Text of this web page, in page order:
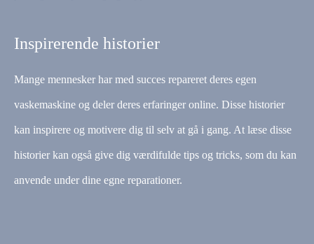
Inspirerende historier
Mange mennesker har med succes repareret deres egen
vaskemaskine og deler deres erfaringer online. Disse historier
kan inspirere og motivere dig til selv at gå i gang. At læse disse
historier kan også give dig værdifulde tips og tricks, som du kan
anvende under dine egne reparationer.